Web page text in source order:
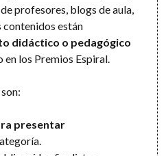
profesores, blogs de aula,
contenidos están
didáctico o pedagógico
en los Premios Espiral.
son:
presentar